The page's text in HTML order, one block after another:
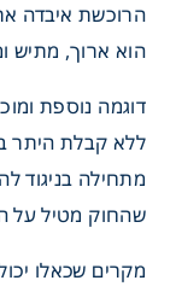
הרוכשת איבדה
הוא ארוך, מתיש
דוגמה נוספת
ללא קבלת היתר
מתחילה בניגוד
שהחוק מטיל על
מקרים שכאלו